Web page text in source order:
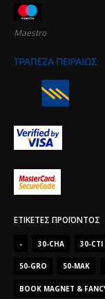
Maestro
ΕΤΙΚΈΤΕΣ ΠΡΟΪΌΝΤΟΣ
- 30-CHA 30-CTI
50-GRO 50-MAK
BOOK MAGNET &